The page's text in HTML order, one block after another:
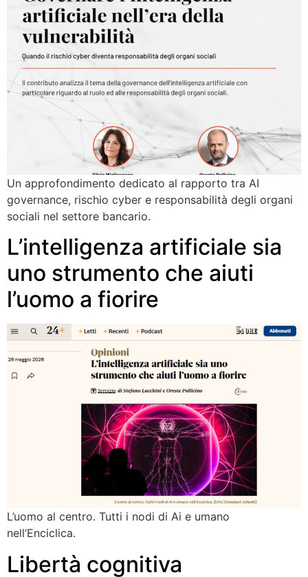
Un approfondimento dedicato al rapporto tra AI
governance, rischio cyber e responsabilità degli organi
sociali nel settore bancario.
L’intelligenza artificiale sia
uno strumento che aiuti
l’uomo a fiorire
L’uomo al centro. Tutti i nodi di Ai e umano
nell’Enciclica.
Libertà cognitiva